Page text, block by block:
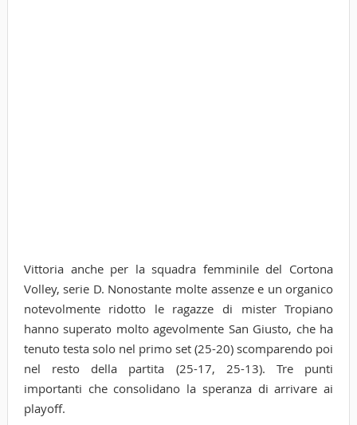
Vittoria anche per la squadra femminile del Cortona
Volley, serie D. Nonostante molte assenze e un organico
notevolmente ridotto le ragazze di mister Tropiano
hanno superato molto agevolmente San Giusto, che ha
tenuto testa solo nel primo set (25-20) scomparendo poi
nel resto della partita (25-17, 25-13). Tre punti
importanti che consolidano la speranza di arrivare ai
playoff.